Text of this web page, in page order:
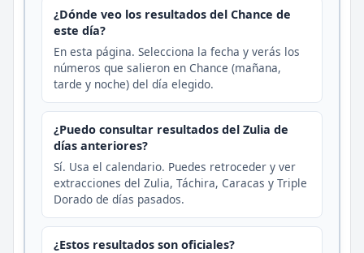
¿Dónde veo los resultados del Chance de
este día?
En esta página. Selecciona la fecha y verás los
números que salieron en Chance (mañana,
tarde y noche) del día elegido.
¿Puedo consultar resultados del Zulia de
días anteriores?
Sí. Usa el calendario. Puedes retroceder y ver
extracciones del Zulia, Táchira, Caracas y Triple
Dorado de días pasados.
¿Estos resultados son oficiales?